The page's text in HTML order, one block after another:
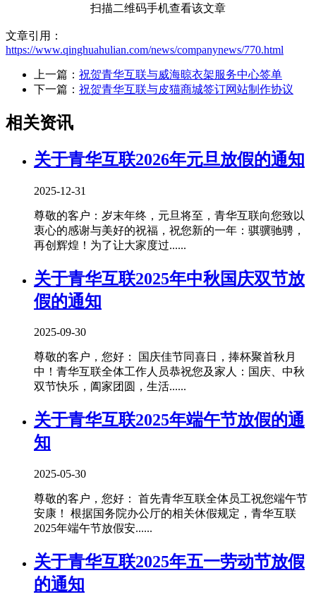
扫描二维码手机查看该文章
文章引用：
https://www.qinghuahulian.com/news/companynews/770.html
上一篇： 祝贺青华互联与威海晾衣架服务中心签单
下一篇： 祝贺青华互联与皮猫商城签订网站制作协议
相关资讯
关于青华互联2026年元旦放假的通知
2025-12-31
尊敬的客户：岁末年终，元旦将至，青华互联向您致以
衷心的感谢与美好的祝福，祝您新的一年：骐骥驰骋，
再创辉煌！为了让大家度过......
关于青华互联2025年中秋国庆双节放
假的通知
2025-09-30
尊敬的客户，您好： 国庆佳节同喜日，捧杯聚首秋月
中！青华互联全体工作人员恭祝您及家人：国庆、中秋
双节快乐，阖家团圆，生活......
关于青华互联2025年端午节放假的通
知
2025-05-30
尊敬的客户，您好： 首先青华互联全体员工祝您端午节
安康！ 根据国务院办公厅的相关休假规定，青华互联
2025年端午节放假安......
关于青华互联2025年五一劳动节放假
的通知